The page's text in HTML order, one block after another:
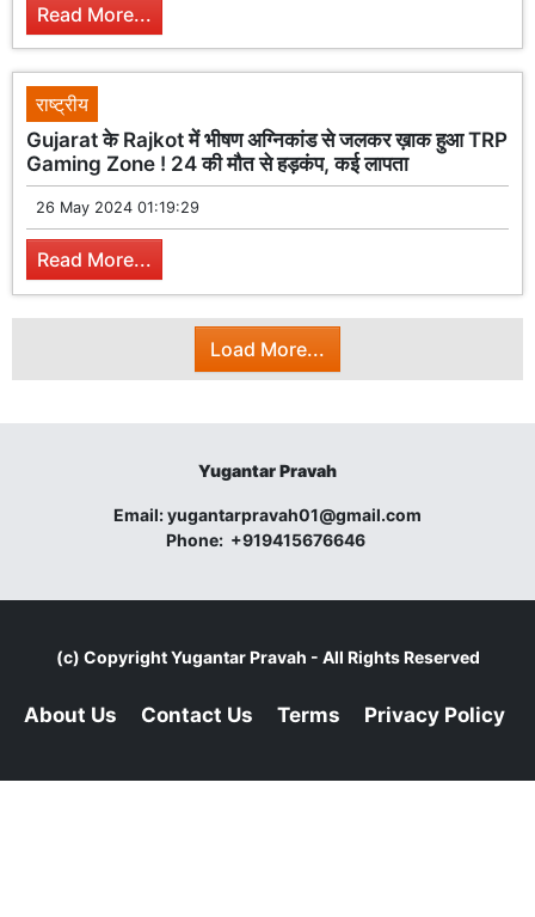
Read More...
राष्ट्रीय
Gujarat के Rajkot में भीषण अग्निकांड से जलकर ख़ाक हुआ TRP
Gaming Zone ! 24 की मौत से हड़कंप, कई लापता
26 May 2024 01:19:29
Read More...
Load More...
Yugantar Pravah
Email:yugantarpravah01@gmail.com
Phone: +919415676646
(c) CopyrightYugantar Pravah - All Rights Reserved
About Us Contact Us Terms Privacy Policy